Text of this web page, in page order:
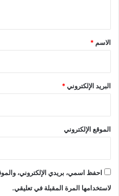
*
الاسم *
البريد الإلكتروني*
الموقع الإلكتروني
احفظ اسمي، بريدي الإلكتروني،
لاستخدامها المرة المقبلة في تعليقي.